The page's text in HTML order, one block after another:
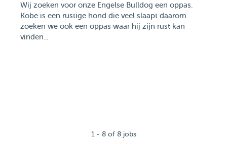
Wij zoeken voor onze Engelse Bulldog een oppas.
Kobe is een rustige hond die veel slaapt daarom
zoeken we ook een oppas waar hij zijn rust kan
vinden...
1 - 8 of 8 jobs